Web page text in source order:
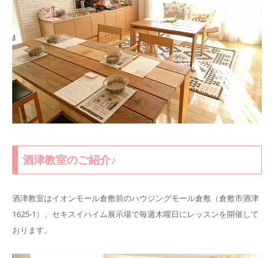
酒津教室のご紹介♪
酒津教室はイオンモール倉敷前のハウジングモール倉敷（倉敷市酒津
1625-1）、セキスイハイム展示場で毎週木曜日にレッスンを開催して
おります。